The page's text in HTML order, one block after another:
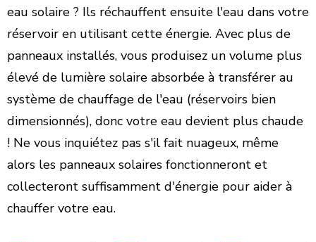
eau solaire ? Ils réchauffent ensuite l'eau dans votre
réservoir en utilisant cette énergie. Avec plus de
panneaux installés, vous produisez un volume plus
élevé de lumière solaire absorbée à transférer au
système de chauffage de l'eau (réservoirs bien
dimensionnés), donc votre eau devient plus chaude
! Ne vous inquiétez pas s'il fait nuageux, même
alors les panneaux solaires fonctionneront et
collecteront suffisamment d'énergie pour aider à
chauffer votre eau.